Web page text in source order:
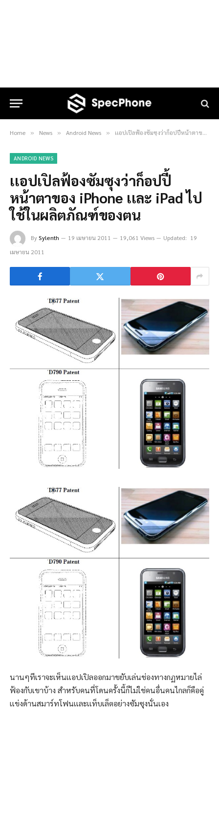
Home » News » Android News » เเอปเปิลฟ้องซัมซุงว่าก็อปปี้หน้าตาของ iPhone เเละ iPad ไปใช้ในผลิตภัณฑ์ของตน
ANDROID NEWS
เเอปเปิลฟ้องซัมซุงว่าก็อปปี้
หน้าตาของ iPhone เเละ iPad ไป
ใช้ในผลิตภัณฑ์ของตน
BySylenth 19 เมษายน 2011 19,061 Views Updated: 19
เมษายน 2011
นานๆทีเราจะเห็นเเอปเปิลออกมาขยับเล่นช่องทางกฏหมายไล่
ฟ้องกับเขาบ้าง สำหรับคนที่โดนครั้งนี้ก็ไม่ใช่คนอื่นคนไกลก็คือคู่
เเข่งด้านสมาร์ทโฟนเเละเเท็บเล็ตอย่างซัมซุงนั่นเอง